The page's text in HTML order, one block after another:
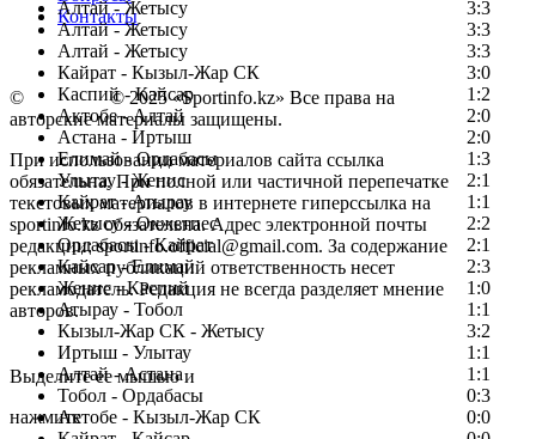
Алтай - Жетысу
3:3
Алтай - Жетысу
3:3
Алтай - Жетысу
3:3
Кайрат - Кызыл-Жар СК
3:0
Каспий - Кайсар
1:2
Актобе - Алтай
2:0
Астана - Иртыш
2:0
Елимай - Ордабасы
1:3
Улытау - Женис
2:1
Кайрат - Атырау
1:1
Жетысу - Окжетпес
2:2
Ордабасы - Кайрат
2:1
Кайсар - Елимай
2:3
Женис - Каспий
1:0
Атырау - Тобол
1:1
Кызыл-Жар СК - Жетысу
3:2
Иртыш - Улытау
1:1
Алтай - Астана
1:1
Тобол - Ордабасы
0:3
Актобе - Кызыл-Жар СК
0:0
Контакты
© Copyright© 2025 «Sportinfo.kz» Все права на
авторские материалы защищены.
При использовании материалов сайта ссылка
обязательна. При полной или частичной перепечатке
текстовых материалов в интернете гиперссылка на
sportinfo.kz обязательна. Адрес электронной почты
редакции: sportinfo.official@gmail.com. За содержание
рекламных публикаций ответственность несет
рекламодатель. Редакция не всегда разделяет мнение
авторов.
Заметили ошибку в тексте?
Выделите ее мышью и
нажмите